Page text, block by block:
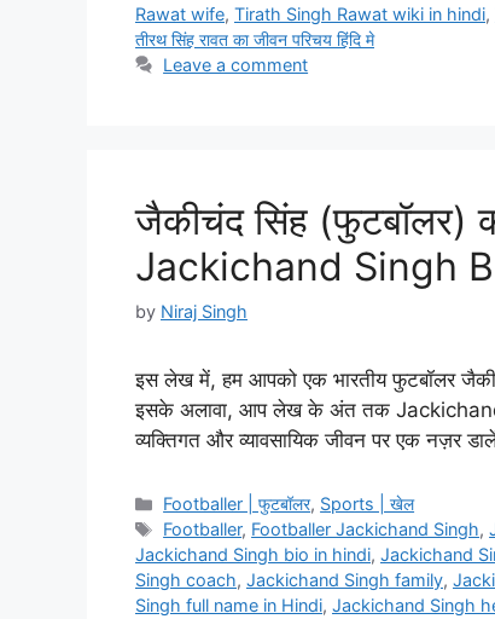
Rawat wife, Tirath Singh Rawat wiki in hindi,
तीरथ सिंह रावत का जीवन परिचय हिंदि मे
Leave a comment
जैकीचंद सिंह (फुटबॉलर)
Jackichand Singh
by Niraj Singh
इस लेख में, हम आपको एक भारतीय फुटबॉलर
इसके अलावा, आप लेख के अंत तक Jackichand
व्यक्तिगत और व्यावसायिक जीवन पर एक नज़र
Categories
Footballer | फुटबॉलर, Sports | खेल
Tags
Footballer, Footballer Jackichand Singh,
Jackichand Singh bio in hindi, Jackichand
Singh coach, Jackichand Singh family,
Singh full name in Hindi, Jackichand Singh